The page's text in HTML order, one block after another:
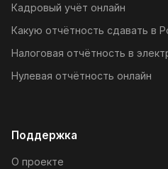
Кадровый учёт онлайн
Какую отчётность сдавать в
Налоговая отчётность в
Нулевая отчётность онлайн
Поддержка
О проекте